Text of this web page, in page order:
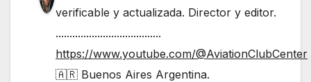
verificable y actualizada. Director y editor.
......................................
https://www.youtube.com/@AviationClubCenter
🇦🇷 Buenos Aires Argentina.